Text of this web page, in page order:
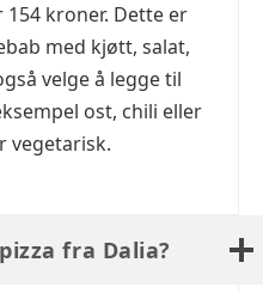
154 kroner. Dette er
med kjøtt, salat,
velge å legge til
ost, chili eller
vegetarisk.
fra Dalia?